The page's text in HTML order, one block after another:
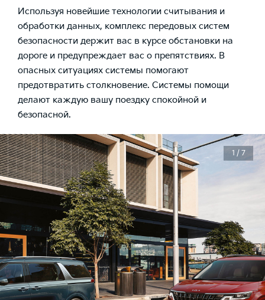
Используя новейшие технологии считывания и
обработки данных, комплекс передовых систем
безопасности держит вас в курсе обстановки на
дороге и предупреждает вас о препятствиях. В
опасных ситуациях системы помогают
предотвратить столкновение. Системы помощи
делают каждую вашу поездку спокойной и
безопасной.
1 / 7